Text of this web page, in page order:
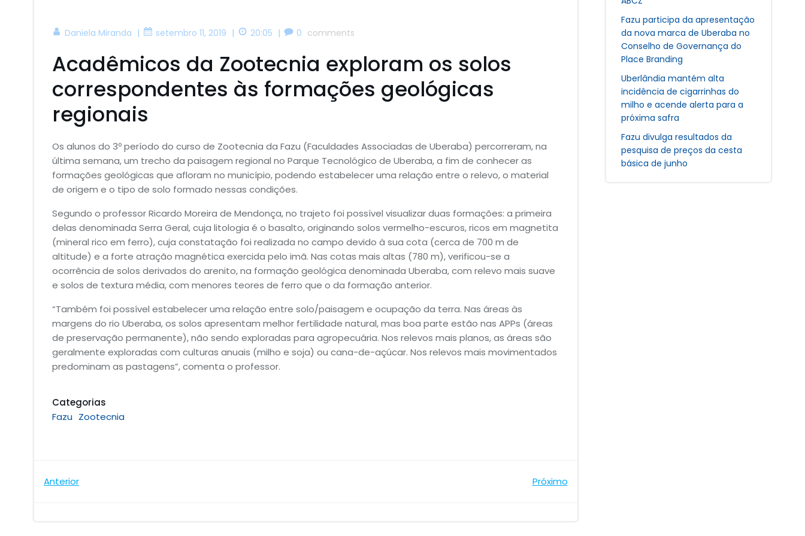
Daniela Miranda | setembro 11, 2019 | 20:05 | 0 comments
Acadêmicos da Zootecnia exploram os solos
correspondentes às formações geológicas
regionais
Os alunos do 3º período do curso de Zootecnia da Fazu (Faculdades Associadas de Uberaba) percorreram, na
última semana, um trecho da paisagem regional no Parque Tecnológico de Uberaba, a fim de conhecer as
formações geológicas que afloram no município, podendo estabelecer uma relação entre o relevo, o material
de origem e o tipo de solo formado nessas condições.
Segundo o professor Ricardo Moreira de Mendonça, no trajeto foi possível visualizar duas formações: a primeira
delas denominada Serra Geral, cuja litologia é o basalto, originando solos vermelho-escuros, ricos em magnetita
(mineral rico em ferro), cuja constatação foi realizada no campo devido à sua cota (cerca de 700 m de
altitude) e a forte atração magnética exercida pelo imã. Nas cotas mais altas (780 m), verificou-se a
ocorrência de solos derivados do arenito, na formação geológica denominada Uberaba, com relevo mais suave
e solos de textura média, com menores teores de ferro que o da formação anterior.
“Também foi possível estabelecer uma relação entre solo/paisagem e ocupação da terra. Nas áreas às
margens do rio Uberaba, os solos apresentam melhor fertilidade natural, mas boa parte estão nas APPs (áreas
de preservação permanente), não sendo exploradas para agropecuária. Nos relevos mais planos, as áreas são
geralmente exploradas com culturas anuais (milho e soja) ou cana-de-açúcar. Nos relevos mais movimentados
predominam as pastagens”, comenta o professor.
Categorias
Fazu Zootecnia
Navegação
Anterior Próximo
Fazu participa da apresentação
da nova marca de Uberaba no
Conselho de Governança do
Place Branding
Uberlândia mantém alta
incidência de cigarrinhas do
milho e acende alerta para a
próxima safra
Fazu divulga resultados da
pesquisa de preços da cesta
básica de junho